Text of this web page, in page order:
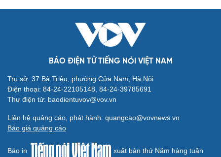
BÁO ĐIỆN TỬ TIẾNG NÓI VIỆT NAM
Trụ sở: 37 Bà Triệu, phường Cửa Nam, Hà Nội
Điện thoại: 84-24-22105148, 84-24-39785691
Thư điện tử: baodientuvov@vov.vn
Liên hệ quảng cáo, phát hành: quangcao@vovnews.vn
Báo giá quảng cáo
Báo in xuất bản thứ Năm hàng tuần